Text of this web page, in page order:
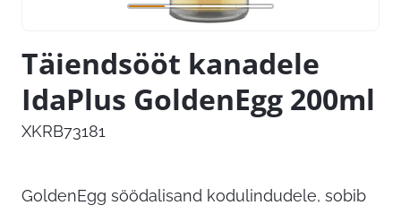
Täiendsööt kanadele
IdaPlus GoldenEgg 200ml
XKRB73181
GoldenEgg söödalisand kodulindudele, sobib